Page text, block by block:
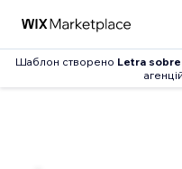
Шаблон створено Letra